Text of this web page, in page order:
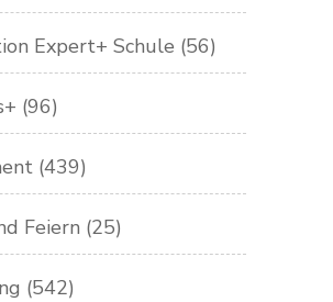
Expert+ Schule (56)
(96)
(439)
Feiern (25)
(542)